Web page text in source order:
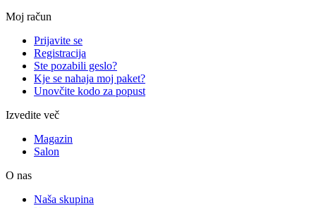
Moj račun
Prijavite se
Registracija
Ste pozabili geslo?
Kje se nahaja moj paket?
Unovčite kodo za popust
Izvedite več
Magazin
Salon
O nas
Naša skupina